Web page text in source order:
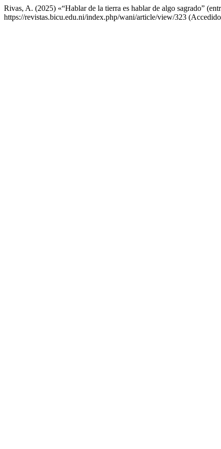
Rivas, A. (2025) «“Hablar de la tierra es hablar de algo sagrado”
https://revistas.bicu.edu.ni/index.php/wani/article/view/323